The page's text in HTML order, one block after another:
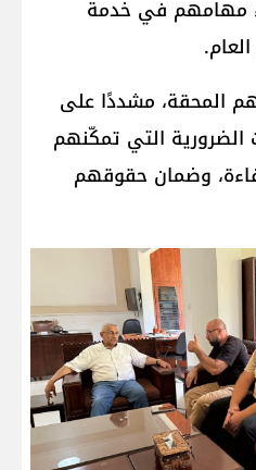
مهامهم في خدمة
المحقة، مشددًا على
الضرورية التي تمكّنهم
وضمان حقوقهم